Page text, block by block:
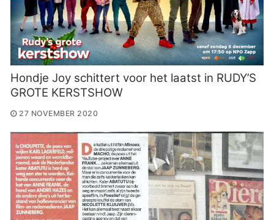
Hondje Joy schittert voor het laatst in RUDY’S
GROTE KERSTSHOW
27 NOVEMBER 2020